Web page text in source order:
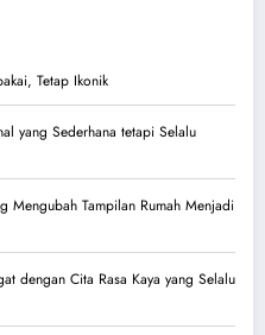
Tetap Ikonik
yang Sederhana tetapi Selalu
Mengubah Tampilan Rumah Menjadi
dengan Cita Rasa Kaya yang Selalu